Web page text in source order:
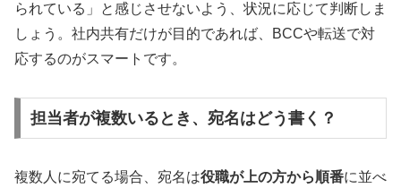
られている」と感じさせないよう、状況に応じて判断しま
しょう。社内共有だけが目的であれば、BCCや転送で対
応するのがスマートです。
担当者が複数いるとき、宛名はどう書く？
複数人に宛てる場合、宛名は役職が上の方から順番に並べ